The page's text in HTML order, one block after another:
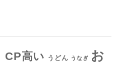
CP高い うどん うなぎ お